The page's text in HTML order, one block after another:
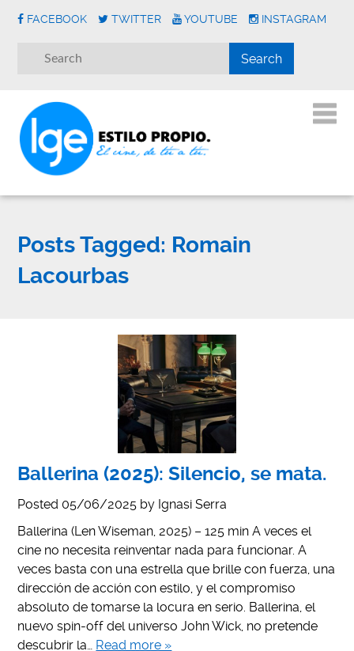
FACEBOOK TWITTER YOUTUBE INSTAGRAM
Posts Tagged: Romain
Lacourbas
Ballerina (2025): Silencio, se mata.
Posted 05/06/2025 by Ignasi Serra
Ballerina (Len Wiseman, 2025) – 125 min A veces el
cine no necesita reinventar nada para funcionar. A
veces basta con una estrella que brille con fuerza, una
dirección de acción con estilo, y el compromiso
absoluto de tomarse la locura en serio. Ballerina, el
nuevo spin-off del universo John Wick, no pretende
descubrir la… Read more »